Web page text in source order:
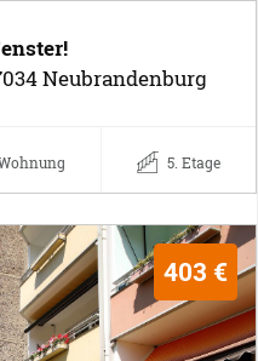
Neubrandenburg
5. Etage
403 €